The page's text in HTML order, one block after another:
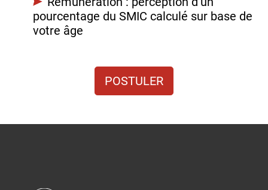
pourcentage du SMIC calculé sur base de
votre âge
POSTULER